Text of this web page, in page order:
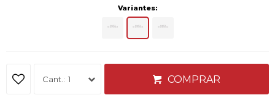
Variantes:
1 COMPRAR